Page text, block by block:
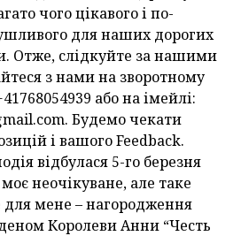
чого цікавого і по-
для наших дорогих
Отже, слідкуйте за нашими
з нами на зворотному
або на імейлі:
Будемо чекати
і вашого Feedback.
відбулася 5-го березня
неочікуване, але таке
мене – нагородження
Королеви Анни “Честь